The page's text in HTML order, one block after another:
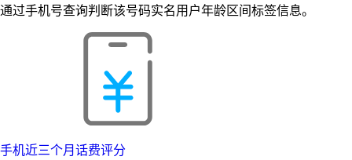
通过手机号查询判断该号码实名用户年龄区间标签信息。
手机近三个月话费评分